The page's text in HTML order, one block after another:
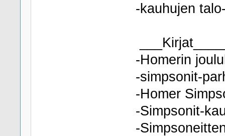
-kauhujen
-Homerin
-simpsonit-
-Homer
-Simpsonit-
-